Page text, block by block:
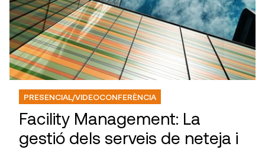
PRESENCIAL/VIDEOCONFERÈNCIA
Facility Management: La
gestió dels serveis de neteja i